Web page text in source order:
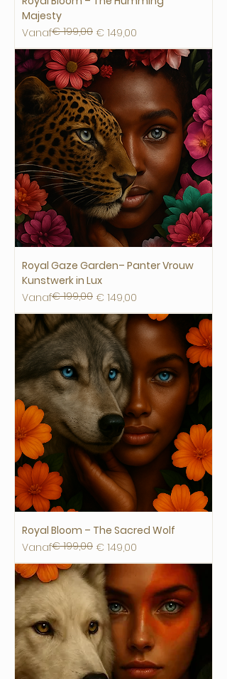
Majesty
Vanaf
Normale prijs
€ 199,00 € 149,00
Verkoopprijs
Royal Gaze Garden– Panter Vrouw
Kunstwerk in Lux
Vanaf
Normale prijs
€ 199,00 € 149,00
Verkoopprijs
Royal Bloom – The Sacred Wolf
Vanaf
Normale prijs
€ 199,00 € 149,00
Verkoopprijs